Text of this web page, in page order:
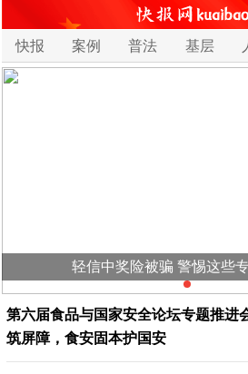
快报 案例 普法 基层
轻信中奖险被骗 警惕这些
第六届食品与国家安全论坛专题推
筑屏障，食安固本护国安